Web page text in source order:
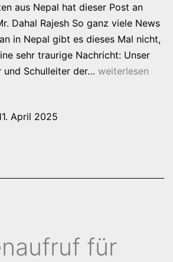
aus Nepal hat dieser Post an
Dahal Rajesh So ganz viele News
in Nepal gibt es dieses Mal nicht,
sehr traurige Nachricht: Unser
und Schulleiter der… Nepal-
weiterlesen
April 2025
für